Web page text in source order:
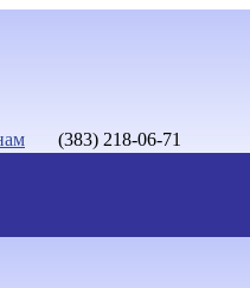
(383) 218-06-71